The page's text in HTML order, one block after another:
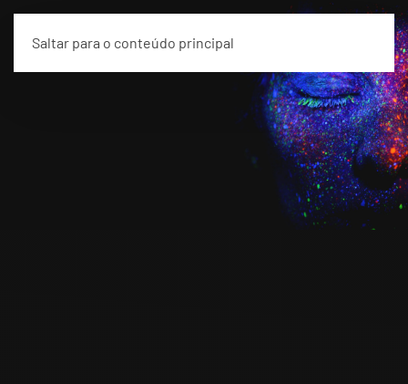
Saltar para o conteúdo principal